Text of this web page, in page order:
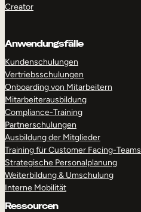
Creator
Anwendungsfälle
Kundenschulungen
Vertriebsschulungen
Onboarding von Mitarbeitern
Mitarbeiterausbildung
Compliance-Training
Partnerschulungen
Ausbildung der Mitglieder
Training für Customer Facing-Teams
Strategische Personalplanung
Weiterbildung & Umschulung
Interne Mobilität
Ressourcen